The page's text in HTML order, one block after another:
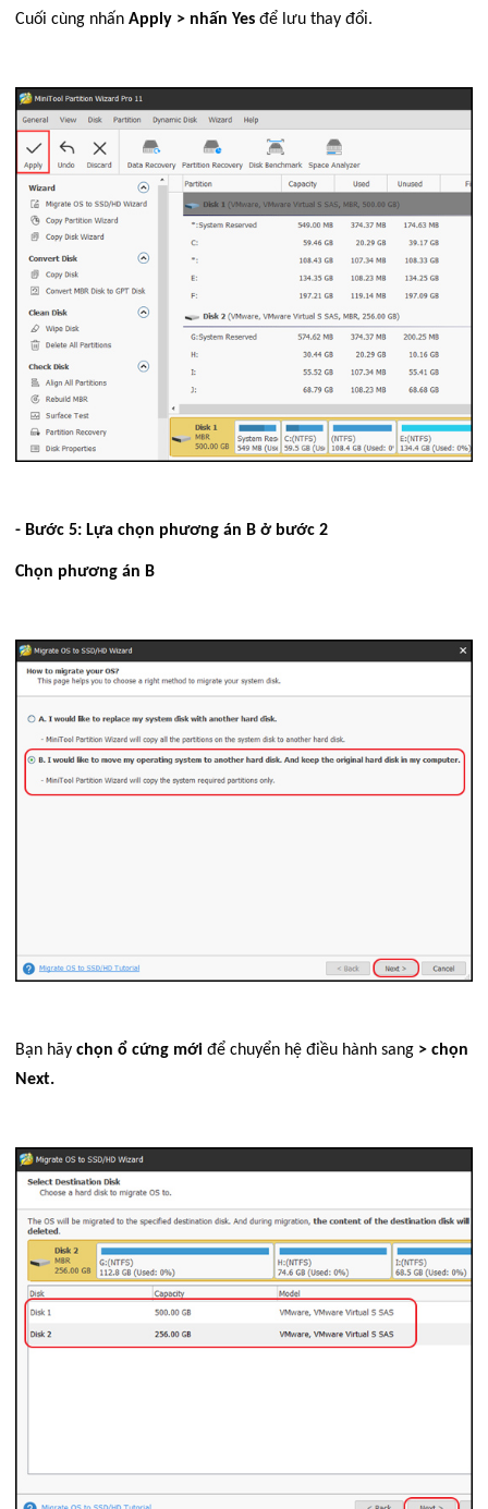
Cuối cùng nhấn Apply > nhấn Yes để lưu thay đổi.
- Bước 5: Lựa chọn phương án B ở bước 2
Chọn phương án B
Bạn hãy chọn ổ cứng mới để chuyển hệ điều hành sang > chọn
Next.